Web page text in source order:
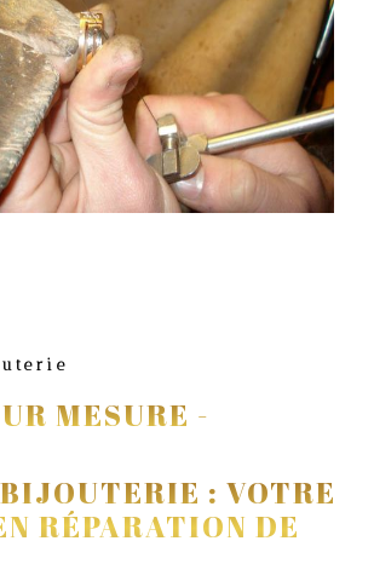
MESURE -
: VOTRE
RÉPARATION DE